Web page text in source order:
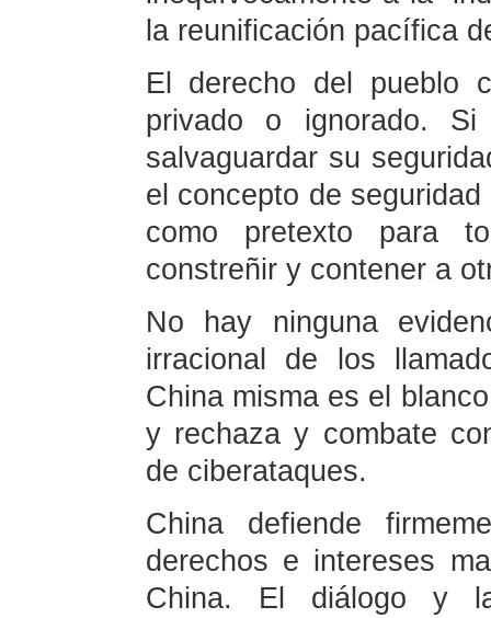
la reunificación pacífica
El derecho del pueblo
privado o ignorado.
salvaguardar su
el concepto de
como pretexto para
constreñir y contener a
No hay ninguna
irracional de los
China misma es el
y rechaza y combate
de ciberataques.
China defiende
derechos e intereses
China. El diálogo y